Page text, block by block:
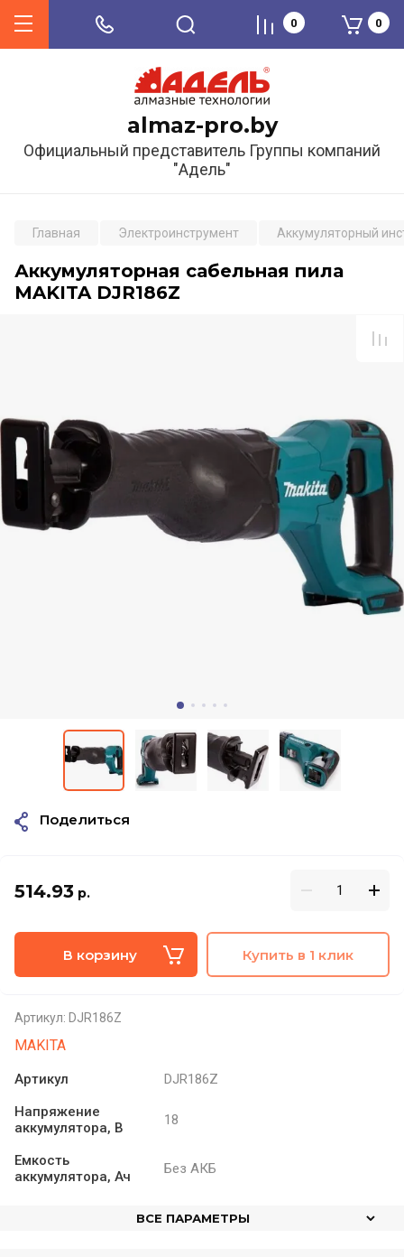
almaz-pro.by
Официальный представитель Группы компаний
"Адель"
0 0
Главная Электроинструмент Аккумуляторный
Аккумуляторная сабельная пила
MAKITA DJR186Z
514.93 р.
В корзину Купить в 1 клик
Артикул: DJR186Z
MAKITA
Артикул
DJR186Z
Напряжение
аккумулятора, В
18
Емкость
аккумулятора, Ач
Без АКБ
ВСЕ ПАРАМЕТРЫ
Поделиться